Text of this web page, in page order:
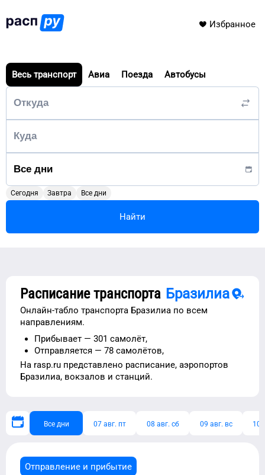
Избранное
Весь транспорт Авиа Поезда Автобусы
Сегодня Завтра Все дни
Найти
Расписание транспорта Бразилиа
Онлайн-табло транспорта Бразилиа по всем
направлениям.
Прибывает — 301 самолёт,
Отправляется — 78 самолётов,
На rasp.ru представлено расписание, аэропортов
Бразилиа, вокзалов и станций.
Все дни 07 авг. пт 08 авг. сб 09 авг. вс 10
Отправление и прибытие